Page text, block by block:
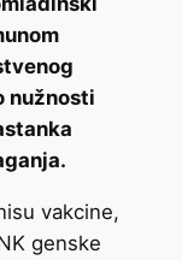
nužnosti
vakcine,
genske